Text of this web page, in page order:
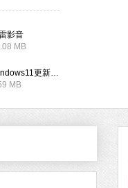
影音
MB
MB
语言：简体中文
2021